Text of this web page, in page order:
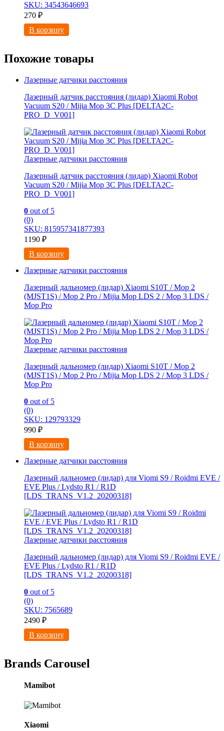
SKU: 34543646693
270 ₽
В корзину
Похожие товары
Лазерные датчики расстояния
Лазерный датчик расстояния (лидар) Xiaomi Robot
Vacuum S20 / Mijia Mop 3С Рlus [DELTA2C-
PRO_D_V001]
Лазерные датчики расстояния
Лазерный датчик расстояния (лидар) Xiaomi Robot
Vacuum S20 / Mijia Mop 3С Рlus [DELTA2C-
PRO_D_V001]
0 out of 5
(0)
SKU: 815957341877393
1190 ₽
В корзину
Лазерные датчики расстояния
Лазерный дальномер (лидар) Xiaomi S10T / Мoр 2
(MJSТ1S) / Mop 2 Pro / Mijia Моp LDS 2 / Мoр 3 LDS /
Мор Рrо
Лазерные датчики расстояния
Лазерный дальномер (лидар) Xiaomi S10T / Мoр 2
(MJSТ1S) / Mop 2 Pro / Mijia Моp LDS 2 / Мoр 3 LDS /
Мор Рrо
0 out of 5
(0)
SKU: 129793329
990 ₽
В корзину
Лазерные датчики расстояния
Лазерный дальномер (лидар) для Viomi S9 / Roidmi EVE /
EVE Plus / Lydsto R1 / R1D
[LDS_TRANS_V1.2_20200318]
Лазерные датчики расстояния
Лазерный дальномер (лидар) для Viomi S9 / Roidmi EVE /
EVE Plus / Lydsto R1 / R1D
[LDS_TRANS_V1.2_20200318]
0 out of 5
(0)
SKU: 7565689
2490 ₽
В корзину
Brands Carousel
Mamibot
Xiaomi